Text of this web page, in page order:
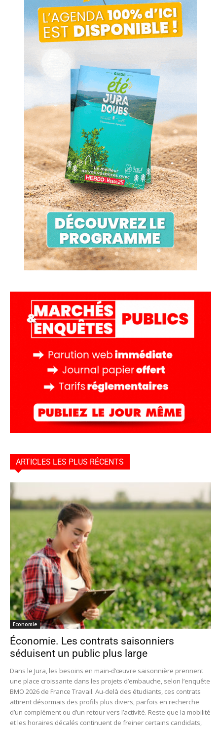
ARTICLES LES PLUS RÉCENTS
Economie
Économie. Les contrats saisonniers
séduisent un public plus large
Dans le Jura, les besoins en main-d’œuvre saisonnière prennent
une place croissante dans les projets d’embauche, selon l’enquête
BMO 2026 de France Travail. Au-delà des étudiants, ces contrats
attirent désormais des profils plus divers, parfois en recherche
d’un complément ou d’un retour vers l’activité. Reste que la mobilité
et les horaires décalés continuent de freiner certains candidats,